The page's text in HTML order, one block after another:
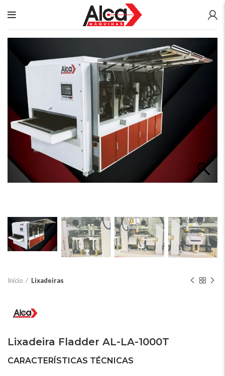
Início Lixadeiras
Lixadeira Fladder AL-LA-1000T
CARACTERÍSTICAS TÉCNICAS